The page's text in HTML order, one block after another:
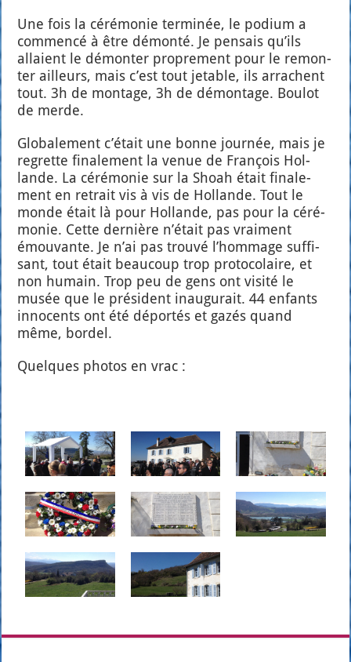
Une fois la céré­mo­nie ter­mi­née, le podium a
com­men­cé à être démon­té. Je pen­sais qu’ils
allaient le démon­ter pro­pre­ment pour le remon­
ter ailleurs, mais c’est tout jetable, ils arrachent
tout. 3h de mon­tage, 3h de démon­tage. Bou­lot
de merde.
Glo­ba­le­ment c’é­tait une bonne jour­née, mais je
regrette fina­le­ment la venue de Fran­çois Hol­
lande. La céré­mo­nie sur la Shoah était fina­le­
ment en retrait vis à vis de Hol­lande. Tout le
monde était là pour Hol­lande, pas pour la céré­
mo­nie. Cette der­nière n’é­tait pas vrai­ment
émou­vante. Je n’ai pas trou­vé l’hom­mage suf­fi­
sant, tout était beau­coup trop pro­to­co­laire, et
non humain. Trop peu de gens ont visi­té le
musée que le pré­sident inau­gu­rait. 44 enfants
inno­cents ont été dépor­tés et gazés quand
même, bor­del.
Quelques pho­tos en vrac :